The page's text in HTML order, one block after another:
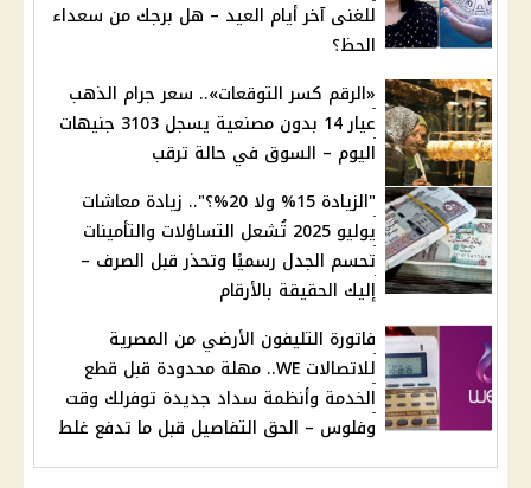
للغنى آخر أيام العيد – هل برجك من سعداء
الحظ؟
«الرقم كسر التوقعات».. سعر جرام الذهب
عيار 14 بدون مصنعية يسجل 3103 جنيهات
اليوم – السوق في حالة ترقب
"الزيادة 15% ولا 20%؟".. زيادة معاشات
يوليو 2025 تُشعل التساؤلات والتأمينات
تحسم الجدل رسميًا وتحذر قبل الصرف –
إليك الحقيقة بالأرقام
فاتورة التليفون الأرضي من المصرية
للاتصالات WE.. مهلة محدودة قبل قطع
الخدمة وأنظمة سداد جديدة توفرلك وقت
وفلوس – الحق التفاصيل قبل ما تدفع غلط